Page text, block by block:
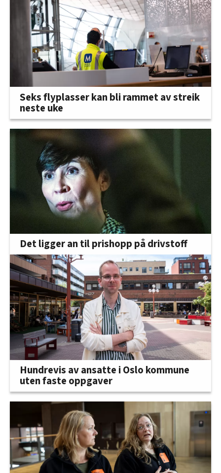
Seks flyplasser kan bli rammet av streik
neste uke
Det ligger an til prishopp på drivstoff
Hundrevis av ansatte i Oslo kommune
uten faste oppgaver